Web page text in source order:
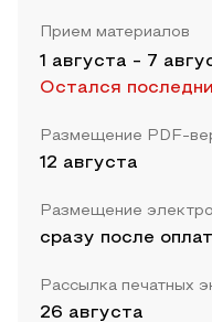
Прием материалов
1 августа - 7
Остался
Размещение PDF-
12 августа
Размещение
сразу после
Рассылка печатных
26 августа